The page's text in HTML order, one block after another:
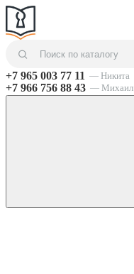
+7 965 003 77 11 — Никита
+7 966 756 88 43 — Михаил